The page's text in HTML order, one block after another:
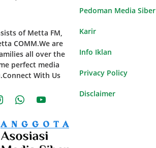
of Metta FM,
COMM.We are
all over the
perfect media
With Us
whatsappyoutube
Pedoman Media Siber
Karir
Info Iklan
Privacy Policy
Disclaimer